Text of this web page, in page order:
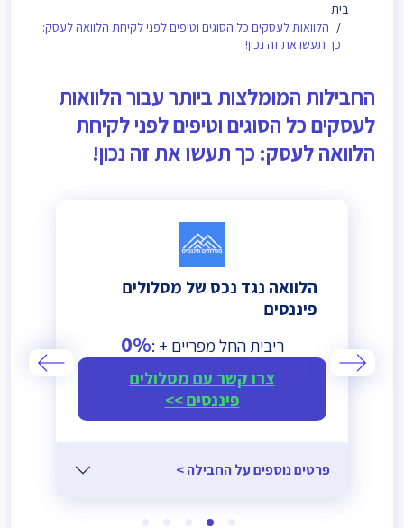
בית
הלוואות לעסקים כל הסוגים וטיפים לפני לקיחת הלוואה לעסק:
כך תעשו את זה נכון!
החבילות המומלצות ביותר עבור הלוואות
לעסקים כל הסוגים וטיפים לפני לקיחת
הלוואה לעסק: כך תעשו את זה נכון!
הלוואה נגד נכס של מסלולים
פיננסים
ריבית החל מפריים + :0%
צרו קשר עם מסלולים
פיננסים >>
פרטים נוספים על החבילה >